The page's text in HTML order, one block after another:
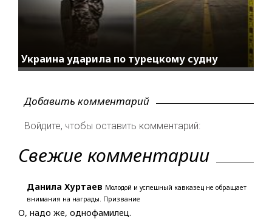
Украина ударила по турецкому судну
Добавить комментарий
Войдите, чтобы оставить комментарий:
Свежие комментарии
Данила Хуртаев Молодой и успешный кавказец не обращает
внимания на награды. Призвание
О, надо же, однофамилец.